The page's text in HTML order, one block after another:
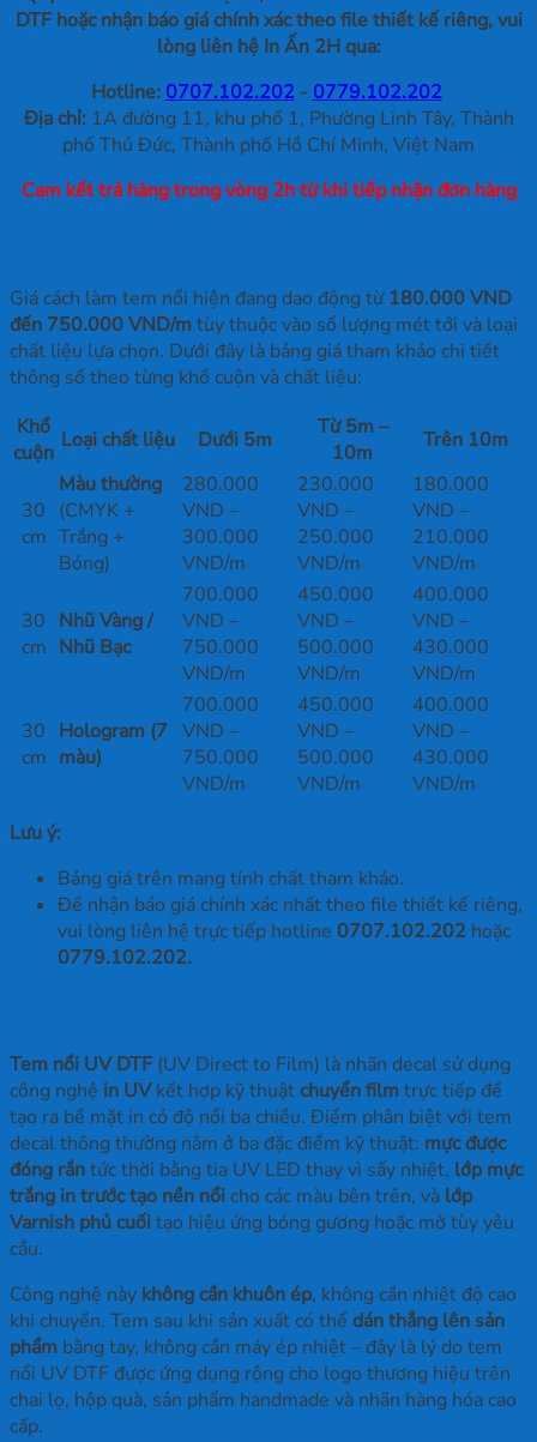
DTF hoặc nhận báo giá chính xác theo file thiết kế riêng, vui
lòng liên hệ In Ấn 2H qua:
Hotline: 0707.102.202- 0779.102.202
Địa chỉ:1A đường 11, khu phố 1, Phường Linh Tây, Thành
phố Thủ Đức, Thành phố Hồ Chí Minh, Việt Nam
Cam kết trả hàng trong vòng 2h từ khi tiếp nhận đơn hàng
Giá cách làm tem nổi hiện đang dao động từ 180.000 VND
đến 750.000 VND/m tùy thuộc vào số lượng mét tới và loại
chất liệu lựa chọn. Dưới đây là bảng giá tham khảo chi tiết
thông số theo từng khổ cuộn và chất liệu:
Khổ
cuộn Loại chất liệu Dưới 5m
Từ 5m –
10m
Trên 10m
30
cm
Màu thường
(CMYK +
Trắng +
Bóng)
280.000
VND –
300.000
VND/m
230.000
VND –
250.000
VND/m
180.000
VND –
210.000
VND/m
30
cm
Nhũ Vàng /
Nhũ Bạc
700.000
VND –
750.000
VND/m
450.000
VND –
500.000
VND/m
400.000
VND –
430.000
VND/m
30
cm
Hologram (7
màu)
700.000
VND –
750.000
VND/m
450.000
VND –
500.000
VND/m
400.000
VND –
430.000
VND/m
Lưu ý:
Bảng giá trên mang tính chất tham khảo.
Để nhận báo giá chính xác nhất theo file thiết kế riêng,
vui lòng liên hệ trực tiếp hotline 0707.102.202 hoặc
0779.102.202.
Tem nổi UV DTF (UV Direct to Film) là nhãn decal sử dụng
công nghệ in UVkết hợp kỹ thuậtchuyển film trực tiếp để
tạo ra bề mặt in có độ nổi ba chiều. Điểm phân biệt với tem
decal thông thường nằm ở ba đặc điểm kỹ thuật: mực được
đóng rắntức thời bằng tia UV LED thay vì sấy nhiệt, lớp mực
trắng in trước tạo nền nổicho các màu bên trên, và lớp
Varnish phủ cuốitạo hiệu ứng bóng gương hoặc mờ tùy yêu
cầu.
Công nghệ này không cần khuôn ép, không cần nhiệt độ cao
khi chuyển. Tem sau khi sản xuất có thể dán thẳng lên sản
phẩm bằng tay, không cần máy ép nhiệt – đây là lý do tem
nổi UV DTF được ứng dụng rộng cho logo thương hiệu trên
chai lọ, hộp quà, sản phẩm handmade và nhãn hàng hóa cao
cấp.